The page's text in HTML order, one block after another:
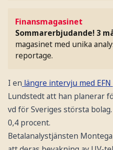
Finansmagasinet
Sommarerbjudande! 3
magasinet med unika
reportage.
I en längre intervju med EFN
Lundstedt att han planerar
vd för Sveriges största
0,4 procent.
Betalanalystjänsten